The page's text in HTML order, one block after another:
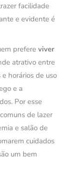
facilidade
e evidente é
prefere viver
atrativo entre
horários de uso
e a
Por esse
de lazer
e salão de
cuidados
um bem